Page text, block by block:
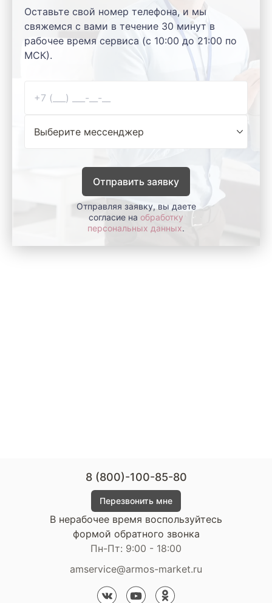
Оставьте свой номер телефона, и мы
свяжемся с вами в течение 30 минут в
рабочее время сервиса (с 10:00 до 21:00 по
МСК).
Отправить заявку
Отправляя заявку, вы даете
согласие на обработку
персональных данных.
8 (800)-100-85-80
Перезвонить мне
В нерабочее время воспользуйтесь
формой обратного звонка
Пн-Пт: 9:00 - 18:00
amservice@armos-market.ru